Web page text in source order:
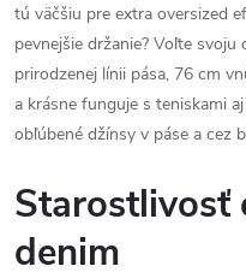
tú väčšiu pre extra oversized
pevnejšie držanie? Voľte svoju
prirodzenej línii pása, 76 cm
a krásne funguje s teniskami
obľúbené džínsy v páse a cez
Starostlivosť
denim